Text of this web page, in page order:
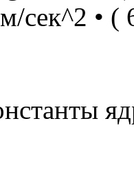
сек^2 •